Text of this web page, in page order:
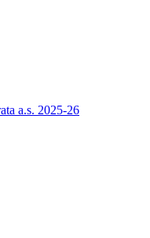
a.s. 2025-26